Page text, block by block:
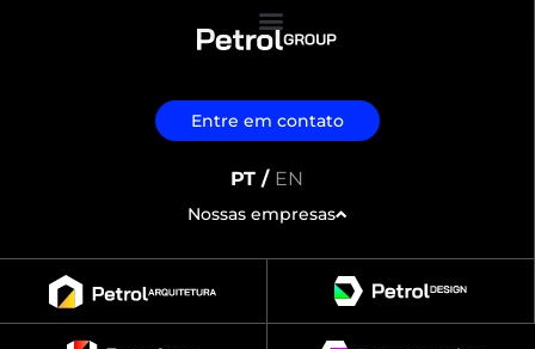
Entre em contato
PT / EN
Nossas empresas